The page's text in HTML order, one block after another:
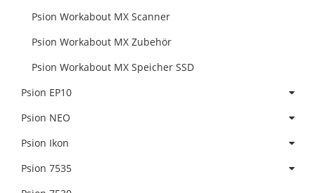
Psion Workabout MX Scanner
Psion Workabout MX Zubehör
Psion Workabout MX Speicher SSD
Psion EP10
Psion NEO
Psion Ikon
Psion 7535